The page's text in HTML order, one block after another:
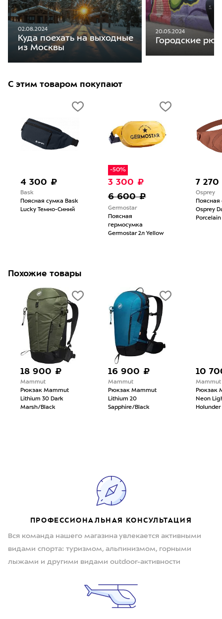
02.08.2024
Куда поехать на выходные
из Москвы
20.05.2024
Городские
С этим товаром покупают
4 300 ₽
Bask
Поясная сумка Bask
Lucky Темно-Синий
-50%
3 300 ₽
6 600 ₽
Germostar
Поясная
гермосумка
Germostar 2л Yellow
7
Osprey
Поясная
Osprey
Похожие товары
18 900 ₽
Mammut
Рюкзак Mammut
Lithium 30 Dark
Marsh/Black
16 900 ₽
Mammut
Рюкзак Mammut
Lithium 20
Sapphire/Black
10
Mammut
Рюкзак
Neon
Holunder
ПРОФЕССИОНАЛЬНАЯ КОНСУЛЬТАЦИЯ
Вся команда нашего магазина увлекается активными
видами спорта: туризмом, альпинизмом, горными
лыжами и другими видами outdoor-активности